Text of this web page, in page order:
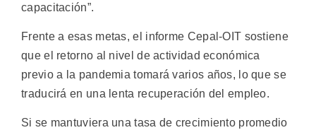
capacitación”.
Frente a esas metas, el informe Cepal-OIT sostiene
que el retorno al nivel de actividad económica
previo a la pandemia tomará varios años, lo que se
traducirá en una lenta recuperación del empleo.
Si se mantuviera una tasa de crecimiento promedio